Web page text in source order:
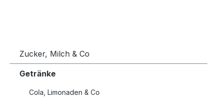
Zucker, Milch & Co
Getränke
Cola, Limonaden & Co